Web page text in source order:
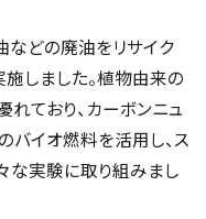
などの廃油をリサイク
しました。植物由来の
ており、カーボンニュ
バイオ燃料を活用し、ス
な実験に取り組みまし